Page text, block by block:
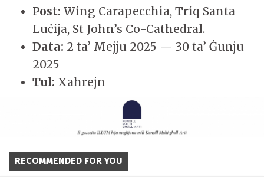
Post: Wing Carapecchia, Triq Santa
Luċija, St John’s Co-Cathedral.
Data: 2 ta’ Mejju 2025 — 30 ta’ Ġunju
2025
Tul: Xahrejn
RECOMMENDED FOR YOU